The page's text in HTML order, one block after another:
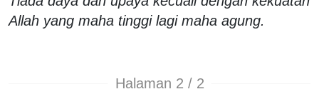
Allah yang maha tinggi lagi maha agung.
Halaman 2 / 2